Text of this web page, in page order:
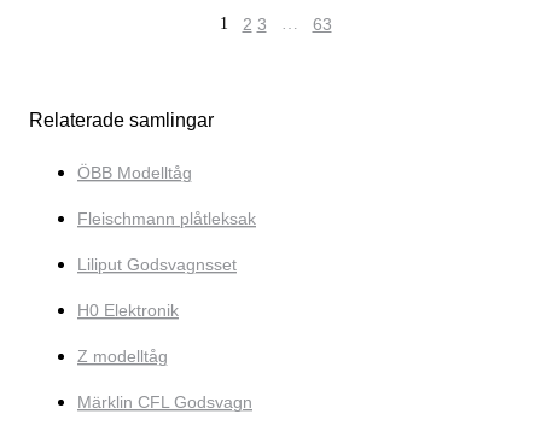
1 2 3 … 63
Relaterade samlingar
ÖBB Modelltåg
Fleischmann plåtleksak
Liliput Godsvagnsset
H0 Elektronik
Z modelltåg
Märklin CFL Godsvagn